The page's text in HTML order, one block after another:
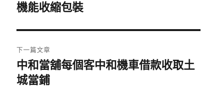
導
覽
一
文
章:
機能收縮包裝
下一篇文章
下
一
中和當舖每個客中和機車借款收取土
城當鋪